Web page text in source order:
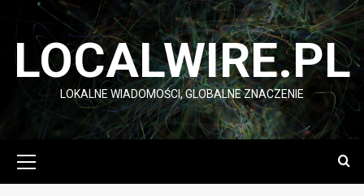
Przejdź
LOCALWIRE.PL
LOKALNE WIADOMOŚCI, GLOBALNE ZNACZENIE
główne